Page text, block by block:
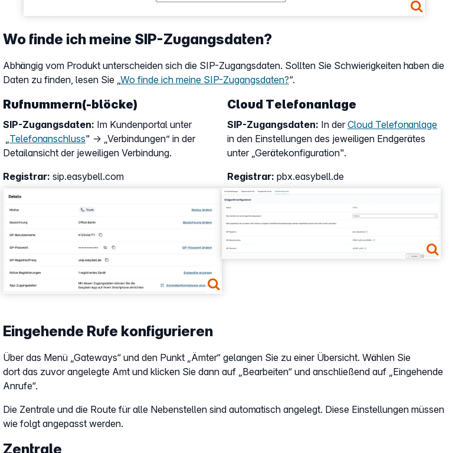
Wo finde ich meine SIP-Zugangsdaten?
Show larger version Show larger version
Abhängig vom Produkt unterscheiden sich die SIP-Zugangsdaten. Sollten Sie Schwierigkeiten haben die
Daten zu finden, lesen Sie „Wo finde ich meine SIP-Zugangsdaten?“.
Rufnummern(-blöcke)
SIP-Zugangsdaten: Im Kundenportal unter
„Telefonanschluss" → „Verbindungen” in der
Detailansicht der jeweiligen Verbindung.
Registrar: sip.easybell.com
Cloud Telefonanlage
SIP-Zugangsdaten: In der Cloud Telefonanlage
in den Einstellungen des jeweiligen Endgerätes
unter „Gerätekonfiguration".
Registrar: pbx.easybell.de
Eingehende Rufe konfigurieren
Über das Menü „Gateways“ und den Punkt „Ämter“ gelangen Sie zu einer Übersicht. Wählen Sie
dort das zuvor angelegte Amt und klicken Sie dann auf „Bearbeiten“ und anschließend auf „Eingehende
Anrufe“.
Die Zentrale und die Route für alle Nebenstellen sind automatisch angelegt. Diese Einstellungen müssen
wie folgt angepasst werden.
Zentrale